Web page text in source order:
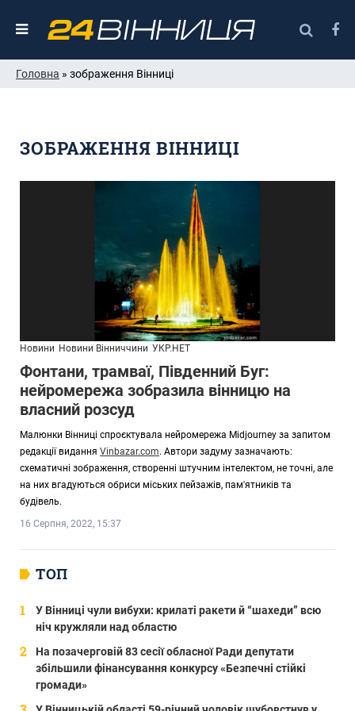
Головна » зображення Вінниці
ЗОБРАЖЕННЯ ВІННИЦІ
Новини Новини Вінниччини УКР.НЕТ
Фонтани, трамваї, Південний Буг:
нейромережа зобразила вінницю на
власний розсуд
Малюнки Вінниці спроєктувала нейромережа Midjourney за запитом
редакції видання Vinbazar.com. Автори задуму зазначають:
схематичні зображення, створенні штучним інтелектом, не точні, але
на них вгадуються обриси міських пейзажів, пам'ятників та
будівель.
16 Серпня, 2022, 15:37
ТОП
У Вінниці чули вибухи: крилаті ракети й “шахеди” всю
ніч кружляли над областю
На позачерговій 83 сесії обласної Ради депутати
збільшили фінансування конкурсу «Безпечні стійкі
громади»